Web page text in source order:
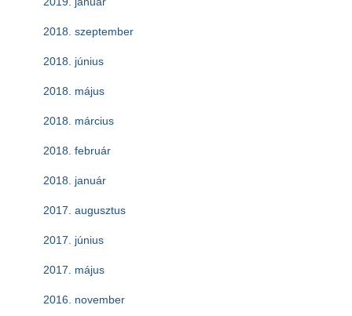
2018. szeptember
2018. június
2018. május
2018. március
2018. február
2018. január
2017. augusztus
2017. június
2017. május
2016. november